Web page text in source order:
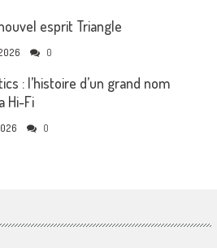
esprit Triangle
0
: l’histoire d’un grand nom
Hi-Fi
0